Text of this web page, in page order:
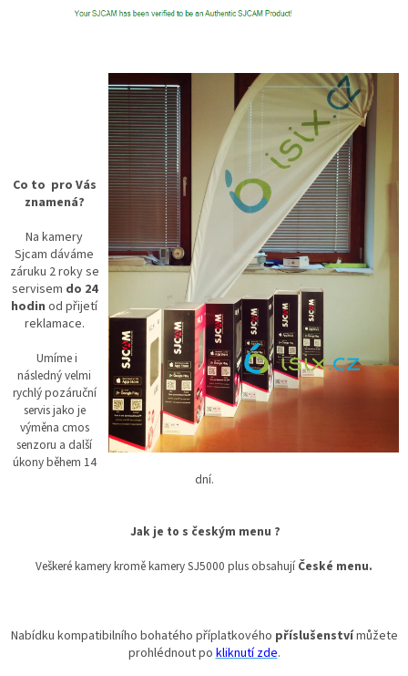
Co to pro Vás
znamená?
Na kamery
Sjcam dáváme
záruku 2 roky se
servisem do 24
hodin od přijetí
reklamace.
Umíme i
následný velmi
rychlý pozáruční
servis jako je
výměna cmos
senzoru a další
úkony během 14
dní.
Jak je to s českým menu ?
Veškeré kamery kromě kamery SJ5000 plus obsahují České menu.
Nabídku kompatibilního bohatého příplatkového příslušenstvímůžete
prohlédnout pokliknutí zde.